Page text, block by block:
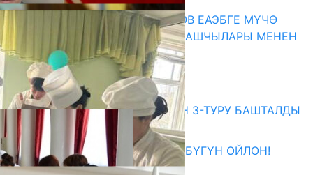
ПРЕЗИДЕНТ САДЫР ЖАПАРОВ ЕАЭБГЕ МҮЧӨ
МАМЛЕКЕТТЕРДИН ӨКМӨТ БАШЧЫЛАРЫ МЕНЕН
ЖОЛУГУШТУ
07.08.2026
Абитуриент
ЖОЖДОРГО КАБЫЛ АЛУУНУН 3-ТУРУ БАШТАЛДЫ
27.07.2026
ӨЗҮҢДҮН КЕЛЕЧЕГИҢ ҮЧҮН БҮГҮН ОЙЛОН!
20.07.2026